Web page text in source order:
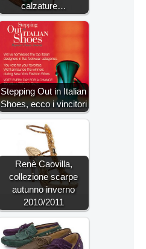
calzature…
Stepping Out in Italian
Shoes, ecco i vincitori
Renè Caovilla,
collezione scarpe
autunno inverno
2010/2011